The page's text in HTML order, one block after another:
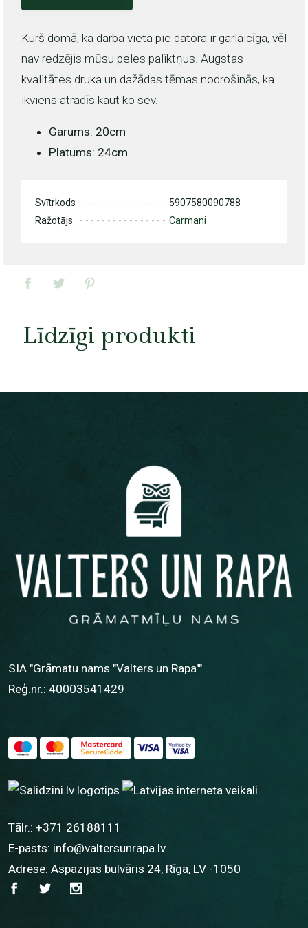
Kurš domā, ka darba vieta pie datora ir garlaicīga, vēl
nav redzējis mūsu peles paliktņus. Augstas
kvalitātes druka un dažādas tēmas nodrošinās, ka
ikviens atradīs kaut ko sev.
Garums: 20cm
Platums: 24cm
Svītrkods
5907580090788
Ražotājs
Carmani
Līdzīgi produkti
SIA "Grāmatu nams "Valters un Rapa""
Reģ.nr.: 40003541429
Tālr.: +371 26188111
E-pasts: info@valtersunrapa.lv
Adrese: Aspazijas bulvāris 24, Rīga, LV -1050